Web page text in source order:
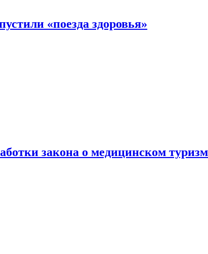
«поезда здоровья»
закона о медицинском